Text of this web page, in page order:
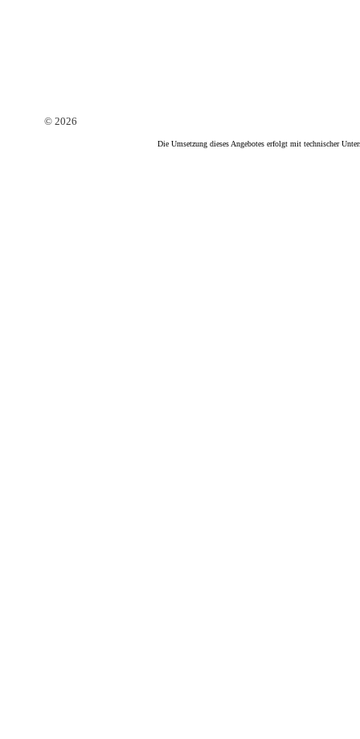
© 2026
Die Umsetzung dieses Angebotes erfolgt mit technischer